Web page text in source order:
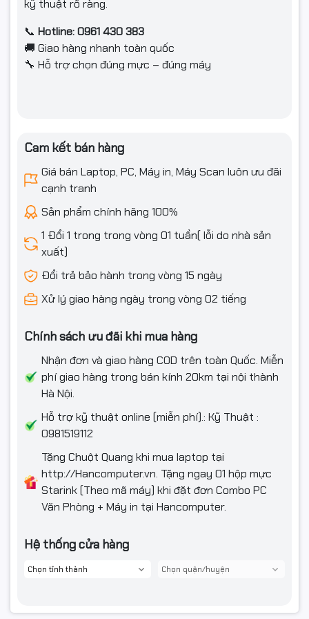
kỹ thuật rõ ràng.
📞 Hotline: 0961 430 383
🚚 Giao hàng nhanh toàn quốc
🔧 Hỗ trợ chọn đúng mực – đúng máy
Cam kết bán hàng
Giá bán Laptop, PC, Máy in, Máy Scan luôn ưu đãi
cạnh tranh
Sản phẩm chính hãng 100%
1 Đổi 1 trong trong vòng 01 tuần( lỗi do nhà sản
xuất)
Đổi trả bảo hành trong vòng 15 ngày
Xử lý giao hàng ngày trong vòng 02 tiếng
Chính sách ưu đãi khi mua hàng
Nhận đơn và giao hàng COD trên toàn Quốc. Miễn
phí giao hàng trong bán kính 20km tại nội thành
Hà Nội.
Hỗ trợ kỹ thuật online (miễn phí).: Kỹ Thuật :
0981519112
Tặng Chuột Quang khi mua laptop tại
http://Hancomputer.vn. Tặng ngay 01 hộp mực
Starink (Theo mã máy) khi đặt đơn Combo PC
Văn Phòng + Máy in tại Hancomputer.
Hệ thống cửa hàng
🔧 Hỗ trợ chọn đúng mực – đúng máy